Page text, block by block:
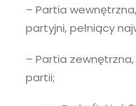
– Partia
partyjni, pełniący
– Partia
partii;